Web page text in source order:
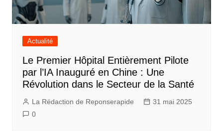
Actualité
Le Premier Hôpital Entièrement Pilote
par l’IA Inauguré en Chine : Une
Révolution dans le Secteur de la Santé
La Rédaction de Reponserapide
31 mai 2025
0